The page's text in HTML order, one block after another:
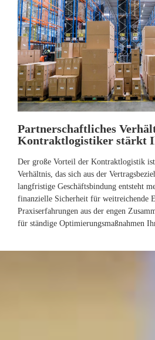
Partnerschaftliches
Kontraktlogistiker stärkt
Der große Vorteil der Kontraktlogistik
Verhältnis, das sich aus der
langfristige Geschäftsbindung entsteht
finanzielle Sicherheit für weitreichende
Praxiserfahrungen aus der engen
für ständige Optimierungsmaßnahmen